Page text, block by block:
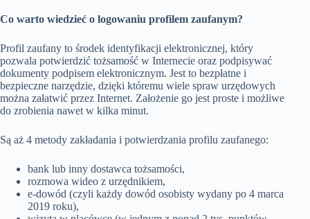
Co warto wiedzieć o logowaniu profilem zaufanym?
Profil zaufany to środek identyfikacji elektronicznej, który
pozwala potwierdzić tożsamość w Internecie oraz podpisywać
dokumenty podpisem elektronicznym. Jest to bezpłatne i
bezpieczne narzędzie, dzięki któremu wiele spraw urzędowych
można załatwić przez Internet. Założenie go jest proste i możliwe
do zrobienia nawet w kilka minut.
Są aż 4 metody zakładania i potwierdzania profilu zaufanego:
bank lub inny dostawca tożsamości,
rozmowa wideo z urzędnikiem,
e-dowód (czyli każdy dowód osobisty wydany po 4 marca
2019 roku),